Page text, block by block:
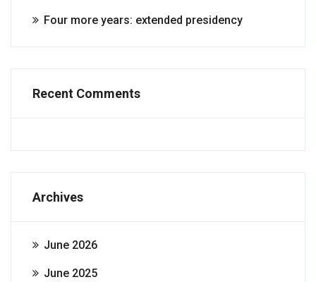
Four more years: extended presidency
Recent Comments
Archives
June 2026
June 2025